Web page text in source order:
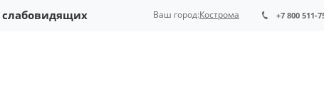
слабовидящих +7 800 511-
Ваш город:Кострома